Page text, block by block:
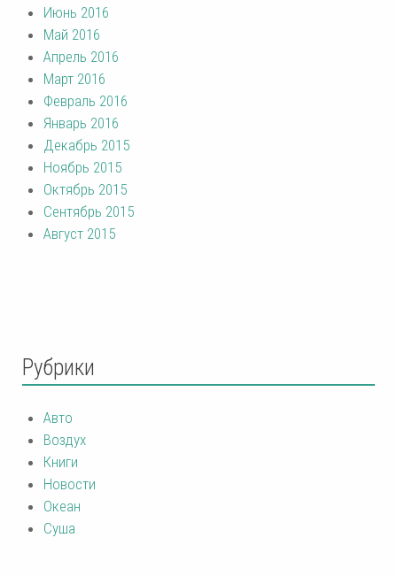
Июнь 2016
Май 2016
Апрель 2016
Март 2016
Февраль 2016
Январь 2016
Декабрь 2015
Ноябрь 2015
Октябрь 2015
Сентябрь 2015
Август 2015
Рубрики
Авто
Воздух
Книги
Новости
Океан
Суша